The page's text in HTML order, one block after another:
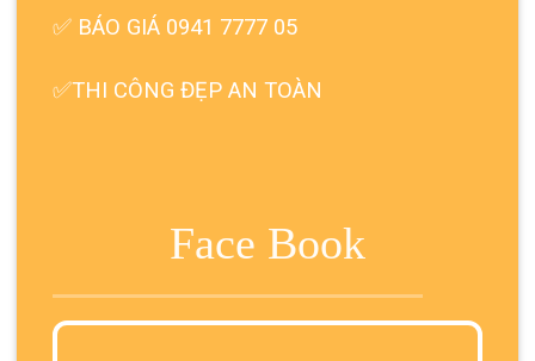
✅ BÁO GIÁ 0941 7777 05
✅THI CÔNG ĐẸP AN TOÀN
Face Book